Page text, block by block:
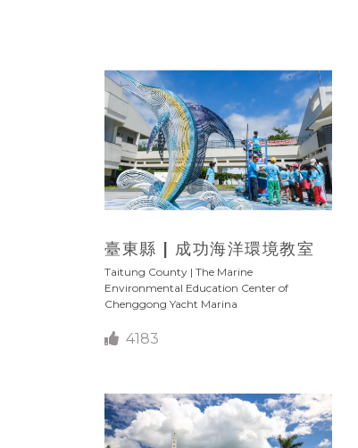
臺東縣 | 成功海洋環境教室
Taitung County | The Marine
Environmental Education Center of
Chenggong Yacht Marina
4183